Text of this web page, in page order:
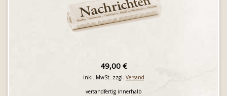
49,00 €
inkl. MwSt. zzgl. Versand
versandfertig innerhalb